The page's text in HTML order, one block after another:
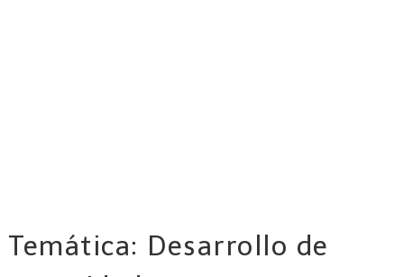
Temática: Desarrollo de